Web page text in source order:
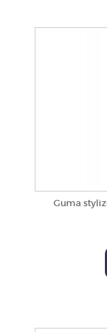
Guma